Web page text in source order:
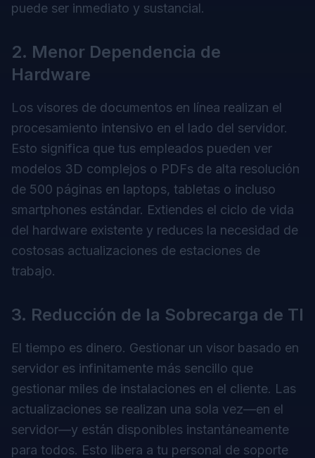
puede ser inmediato y sustancial.
2. Menor Dependencia de
Hardware
Los visores de documentos en línea realizan el
procesamiento intensivo en el lado del servidor.
Esto significa que tus empleados pueden ver
modelos 3D complejos o PDFs de alta resolución
de 500 páginas en laptops, tabletas o incluso
smartphones estándar. Extiendes el ciclo de vida
del hardware existente y reduces la necesidad de
costosas actualizaciones de estaciones de
trabajo.
3. Reducción de la Sobrecarga de TI
El tiempo es dinero. Gestionar un visor basado en
servidor es infinitamente más sencillo que
gestionar miles de instalaciones en el cliente. Las
actualizaciones se realizan una sola vez—en el
servidor—y están disponibles instantáneamente
para todos. Esto libera a tu personal de soporte